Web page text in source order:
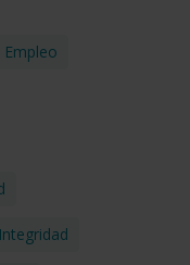
Empleo
Integridad